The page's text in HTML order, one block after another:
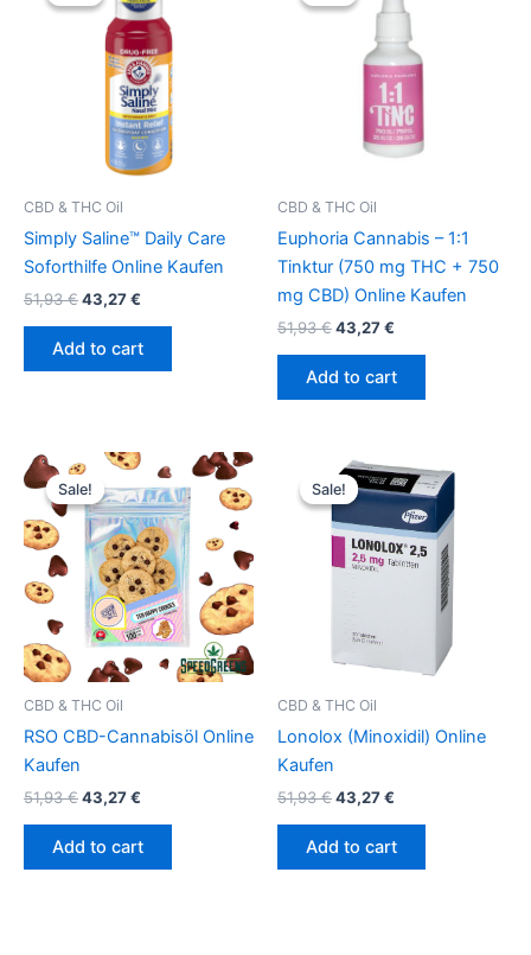
CBD & THC Oil
Simply Saline™ Daily Care
Soforthilfe Online Kaufen
51,93€
51,93 €.
43,27€
43,27 €.
Add to cart
CBD & THC Oil
Euphoria Cannabis – 1:1
Tinktur (750 mg THC + 750
mg CBD) Online Kaufen
51,93€43,27€
43,27 €.
Add to cart
Sale!
Sale!
CBD & THC Oil
RSO CBD-Cannabisöl Online
Kaufen
51,93€
Original
price
was:
51,93 €.
43,27€
Current
price
is:
43,27 €.
Add to cart
Sale!
Sale!
CBD & THC Oil
Lonolox (Minoxidil) Online
Kaufen
51,93€
Original
price
was:
51,93 €.
43,27€
price
is:
43,27 €.
Add to cart